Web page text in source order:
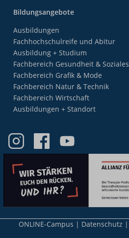
Bildungsangebote
Ausbildungen
Fachhochschulreife und Abitur
Ausbildung + Studium
Fachbereich Gesundheit & Soziales
Fachbereich Grafik & Mode
Fachbereich Natur & Technik
Fachbereich Wirtschaft
Ausbildungen + Standort
Meta-
ONLINE-Campus Datenschutz